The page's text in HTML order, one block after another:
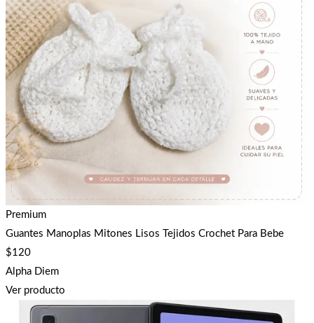
Premium
Guantes Manoplas Mitones Lisos Tejidos Crochet Para Bebe
$120
Alpha Diem
Ver producto